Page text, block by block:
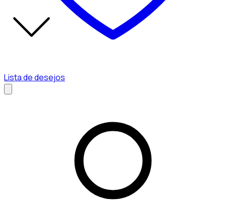
Lista de desejos